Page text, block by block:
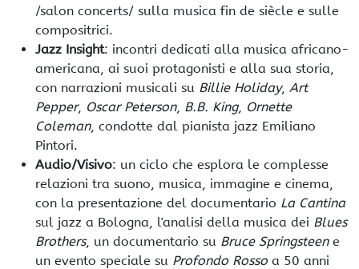
/salon concerts/ sulla musica fin de siècle e sulle
compositrici.
Jazz Insight: incontri dedicati alla musica africano-
americana, ai suoi protagonisti e alla sua storia,
con narrazioni musicali su Billie Holiday, Art
Pepper, Oscar Peterson, B.B. King, Ornette
Coleman, condotte dal pianista jazz Emiliano
Pintori.
Audio/Visivo: un ciclo che esplora le complesse
relazioni tra suono, musica, immagine e cinema,
con la presentazione del documentario La Cantina
sul jazz a Bologna, l'analisi della musica dei Blues
Brothers, un documentario su Bruce Springsteene
un evento speciale su Profondo Rossoa 50 anni